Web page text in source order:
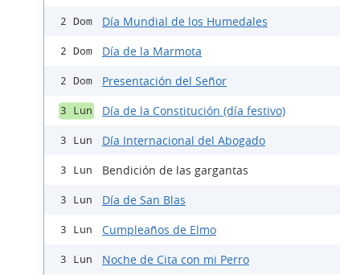
2 Dom Día Mundial de los Humedales
2 Dom Día de la Marmota
2 Dom Presentación del Señor
3 Lun Día de la Constitución (día festivo)
3 Lun Día Internacional del Abogado
3 Lun Bendición de las gargantas
3 Lun Día de San Blas
3 Lun Cumpleaños de Elmo
3 Lun Noche de Cita con mi Perro